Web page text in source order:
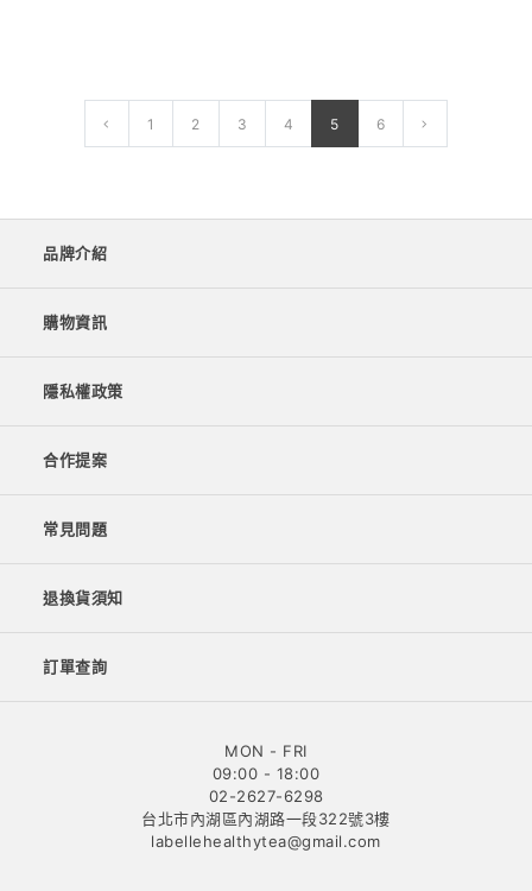
1 2 3 4 5 6
品牌介紹
購物資訊
隱私權政策
合作提案
常見問題
退換貨須知
訂單查詢
MON - FRI
09:00 - 18:00
02-2627-6298
台北市內湖區內湖路一段322號3樓
labellehealthytea@gmail.com